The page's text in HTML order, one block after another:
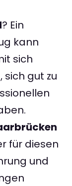
? Ein
kann
sich
sich gut zu
für diesen
und